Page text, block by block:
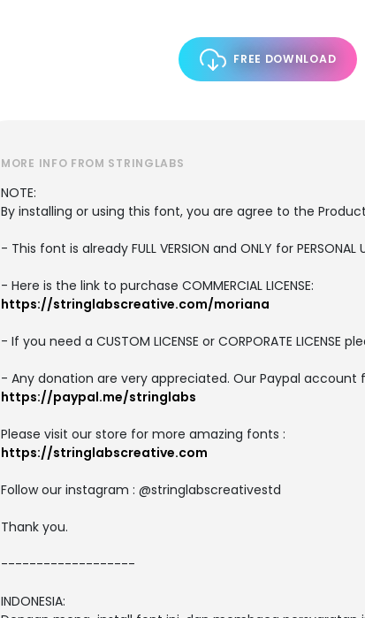
FREE DOWNLOAD
MORE INFO FROM STRINGLABS
NOTE:
By installing or using this font, you are agree to the
- This font is already FULL VERSION and ONLY for PERSONAL
- Here is the link to purchase COMMERCIAL LICENSE:
https://stringlabscreative.com/moriana
- If you need a CUSTOM LICENSE or CORPORATE LICENSE
- Any donation are very appreciated. Our Paypal account
https://paypal.me/stringlabs
Please visit our store for more amazing fonts :
https://stringlabscreative.com
Follow our instagram : @stringlabscreativestd
Thank you.
-------------------
INDONESIA: